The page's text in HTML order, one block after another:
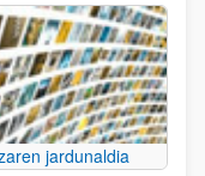
jardunaldia